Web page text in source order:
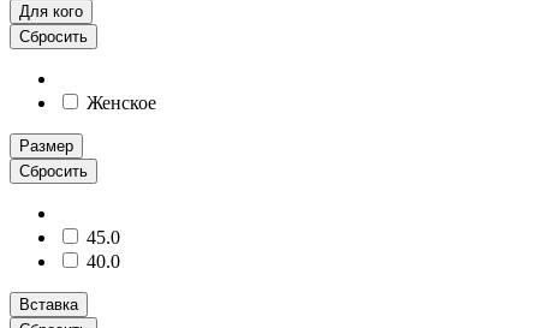
Для кого
Сбросить
Женское
Размер
Сбросить
45.0
40.0
Вставка